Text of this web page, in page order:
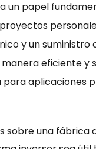
un papel
y un
eficiente y
aplicaciones
sobre una fábrica